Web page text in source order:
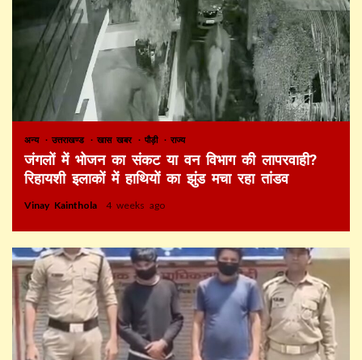
अन्य उत्तराखण्ड खास खबर पौड़ी राज्य
जंगलों में भोजन का संकट या वन विभाग की लापरवाही?
रिहायशी इलाकों में हाथियों का झुंड मचा रहा तांडव
Vinay Kainthola 4 weeks ago